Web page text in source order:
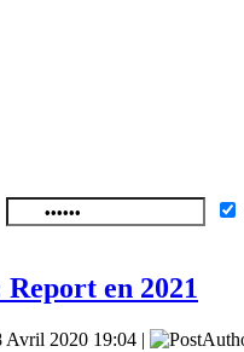
en 2021
Avril 2020 19:04 |